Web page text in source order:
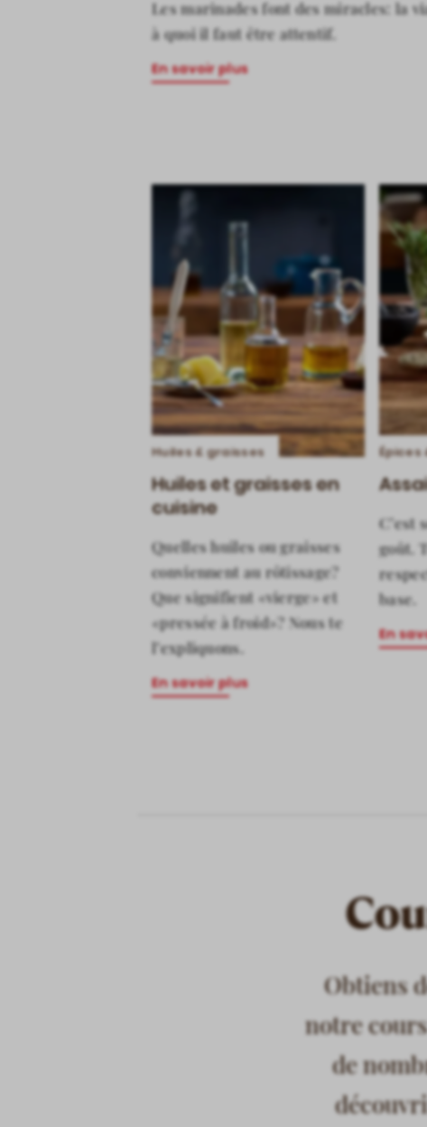
Les marinades font des miracles: la
à quoi il faut être attentif.
En savoir plus
Huiles & graisses
Huiles et graisses en
cuisine
Quelles huiles ou graisses
conviennent au rôtissage?
Que signifient «vierge» et
«pressée à froid»? Nous te
l’expliquons.
En savoir plus
Épices
C’est
goût.
base.
En
Obtiens
notre
de